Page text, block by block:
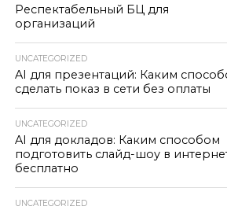
Респектабельный БЦ для
организаций
UNCATEGORIZED
AI для презентаций: Каким
сделать показ в сети без оплаты
UNCATEGORIZED
AI для докладов: Каким способом
подготовить слайд-шоу в
бесплатно
UNCATEGORIZED